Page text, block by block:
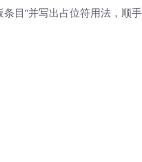
目”并写出占位符用法，顺